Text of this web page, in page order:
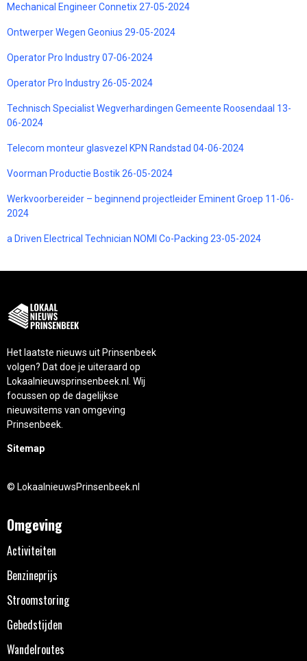
Mechanical Engineer Connetix 27-05-2024
Ontwerper Wegen Geonius 29-05-2024
Operator Pro Industry 07-06-2024
Operator Pro Industry 26-05-2024
Technisch Specialist Wegverhardingen Gemeente Roosendaal 13-
06-2024
Telecom monteur glasvezel KPN Randstad 04-06-2024
Voorman Productie Bostik 26-05-2024
Werkvoorbereider – beginnend projectleider Eminent Groep 11-06-
2024
a Driven Electrical Technician NOMI Co-Packing 23-05-2024
Het laatste nieuws uit Prinsenbeek
volgen? Dat doe je uiteraard op
Lokaalnieuwsprinsenbeek.nl. Wij
focussen op de dagelijkse
nieuwsitems van omgeving
Prinsenbeek.
Sitemap
© LokaalnieuwsPrinsenbeek.nl
Omgeving
Activiteiten
Benzineprijs
Stroomstoring
Gebedstijden
Wandelroutes